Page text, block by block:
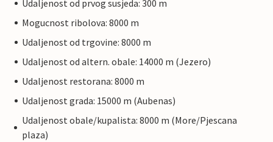
Udaljenost od prvog susjeda: 300 m
Mogucnost ribolova: 8000 m
Udaljenost od trgovine: 8000 m
Udaljenost od altern. obale: 14000 m (Jezero)
Udaljenost restorana: 8000 m
Udaljenost grada: 15000 m (Aubenas)
Udaljenost obale/kupalista: 8000 m (More/Pjescana
plaza)